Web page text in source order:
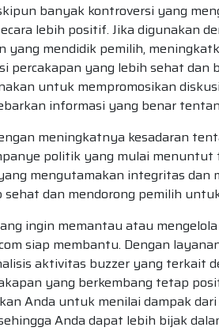
banyak kontroversi yang
lebih positif. Jika digunakan
yang mendidik pemilih,
percakapan yang lebih sehat dan
untuk mempromosikan
informasi yang benar
meningkatnya kesadaran
politik yang mulai menuntut
mengutamakan integritas
dan mendorong pemilih
ingin memantau atau
siap membantu. Dengan
aktivitas buzzer yang terkait
yang berkembang tetap
Anda untuk menilai dampak
Anda dapat lebih bijak